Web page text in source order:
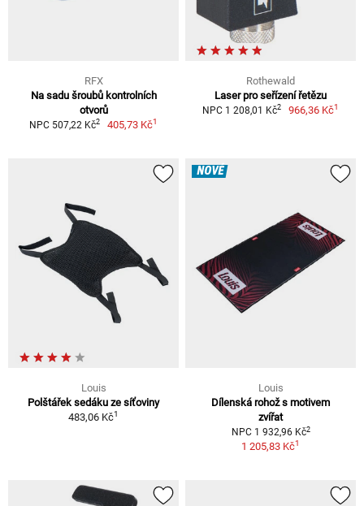
RFX
Na sadu šroubů kontrolních
otvorů
NPC 507,22 Kč2 405,73 Kč1
Rothewald
Laser pro seřízení řetězu
NPC 1 208,01 Kč2 966,36 Kč1
Louis
Polštářek sedáku ze síťoviny
483,06 Kč1
NOVÉ
Louis
Dílenská rohož s motivem
zvířat
NPC 1 932,96 Kč2
1 205,83 Kč1